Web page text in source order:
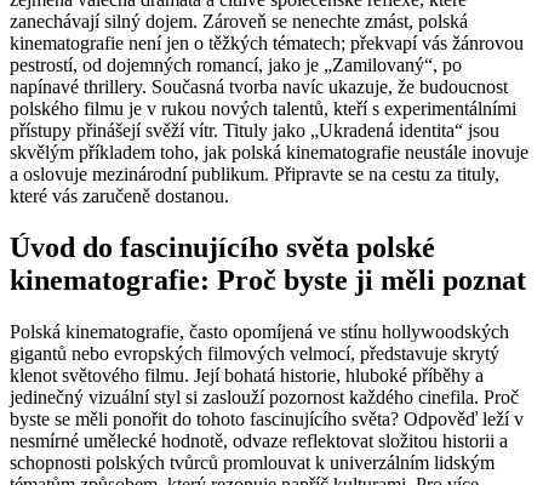
zanechávají silný dojem. Zároveň se nenechte zmást, polská
kinematografie není jen o těžkých tématech; překvapí vás žánrovou
pestrostí, od dojemných romancí, jako je „Zamilovaný“, po
napínavé thrillery. Současná tvorba navíc ukazuje, že budoucnost
polského filmu je v rukou nových talentů, kteří s experimentálními
přístupy přinášejí svěží vítr. Tituly jako „Ukradená identita“ jsou
skvělým příkladem toho, jak polská kinematografie neustále inovuje
a oslovuje mezinárodní publikum. Připravte se na cestu za tituly,
které vás zaručeně dostanou.
Úvod do fascinujícího světa polské
kinematografie: Proč byste ji měli poznat
Polská kinematografie, často opomíjená ve stínu hollywoodských
gigantů nebo evropských filmových velmocí, představuje skrytý
klenot světového filmu. Její bohatá historie, hluboké příběhy a
jedinečný vizuální styl si zaslouží pozornost každého cinefila. Proč
byste se měli ponořit do tohoto fascinujícího světa? Odpověď leží v
nesmírné umělecké hodnotě, odvaze reflektovat složitou historii a
schopnosti polských tvůrců promlouvat k univerzálním lidským